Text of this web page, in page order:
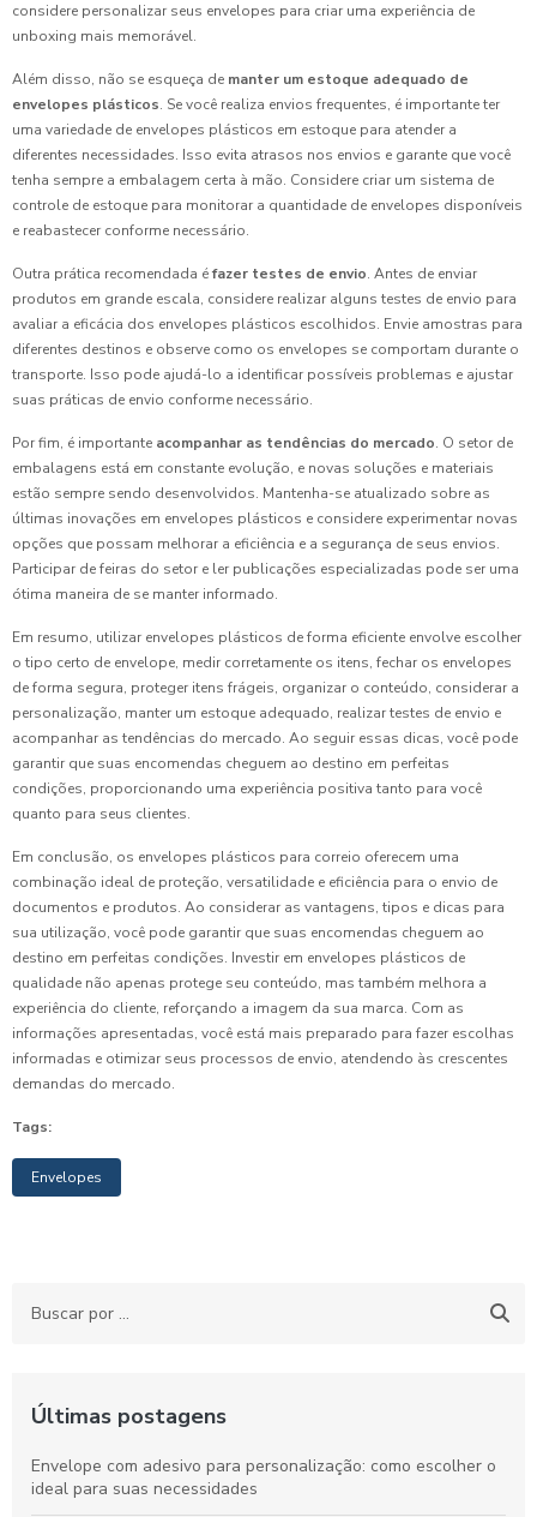
considere personalizar seus envelopes para criar uma experiência de
unboxing mais memorável.
Além disso, não se esqueça de manter um estoque adequado de
envelopes plásticos. Se você realiza envios frequentes, é importante ter
uma variedade de envelopes plásticos em estoque para atender a
diferentes necessidades. Isso evita atrasos nos envios e garante que você
tenha sempre a embalagem certa à mão. Considere criar um sistema de
controle de estoque para monitorar a quantidade de envelopes disponíveis
e reabastecer conforme necessário.
Outra prática recomendada éfazer testes de envio. Antes de enviar
produtos em grande escala, considere realizar alguns testes de envio para
avaliar a eficácia dos envelopes plásticos escolhidos. Envie amostras para
diferentes destinos e observe como os envelopes se comportam durante o
transporte. Isso pode ajudá-lo a identificar possíveis problemas e ajustar
suas práticas de envio conforme necessário.
Por fim, é importante acompanhar as tendências do mercado. O setor de
embalagens está em constante evolução, e novas soluções e materiais
estão sempre sendo desenvolvidos. Mantenha-se atualizado sobre as
últimas inovações em envelopes plásticos e considere experimentar novas
opções que possam melhorar a eficiência e a segurança de seus envios.
Participar de feiras do setor e ler publicações especializadas pode ser uma
ótima maneira de se manter informado.
Em resumo, utilizar envelopes plásticos de forma eficiente envolve escolher
o tipo certo de envelope, medir corretamente os itens, fechar os envelopes
de forma segura, proteger itens frágeis, organizar o conteúdo, considerar a
personalização, manter um estoque adequado, realizar testes de envio e
acompanhar as tendências do mercado. Ao seguir essas dicas, você pode
garantir que suas encomendas cheguem ao destino em perfeitas
condições, proporcionando uma experiência positiva tanto para você
quanto para seus clientes.
Em conclusão, os envelopes plásticos para correio oferecem uma
combinação ideal de proteção, versatilidade e eficiência para o envio de
documentos e produtos. Ao considerar as vantagens, tipos e dicas para
sua utilização, você pode garantir que suas encomendas cheguem ao
destino em perfeitas condições. Investir em envelopes plásticos de
qualidade não apenas protege seu conteúdo, mas também melhora a
experiência do cliente, reforçando a imagem da sua marca. Com as
informações apresentadas, você está mais preparado para fazer escolhas
informadas e otimizar seus processos de envio, atendendo às crescentes
demandas do mercado.
Tags:
Envelopes
Últimas postagens
Envelope com adesivo para personalização: como escolher o
ideal para suas necessidades